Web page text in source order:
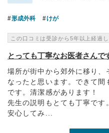
形成外科 けが
この口コミは受診から5年以上経過し
とっても丁寧なお医者さんで
場所が街中から郊外に移り、
なったと思います。できて
です。清潔感があります！
先生の説明もとても丁寧です
安心してみ...